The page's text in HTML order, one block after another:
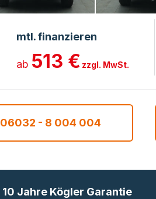
mtl. finanzieren
ab 513 € zzgl. MwSt.
06032 - 8 004 004
10 Jahre Kögler Garantie